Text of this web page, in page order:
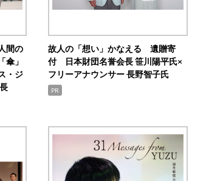
間の
」
・ジ
故人の「想い」かなえる 遺贈寄
付 日本財団名誉会長 笹川陽平氏×
フリーアナウンサー 長野智子氏
PR